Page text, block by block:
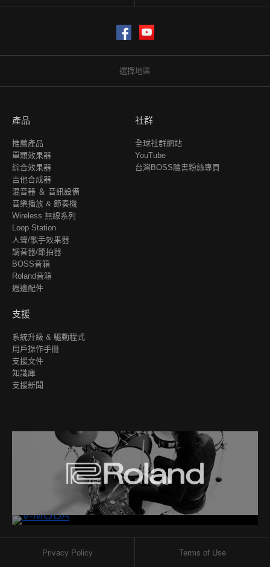
Facebook
選擇地區
產品
推薦產品
單顆效果器
綜合效果器
吉他合成器
混音器 ＆ 音訊設備
音樂播放 & 節奏機
Wireless 無線系列
Loop Station
人聲/歌手效果器
調音器/節拍器
BOSS音箱
Roland音箱
週邊配件
社群
全球社群網站
YouTube
台灣BOSS臉書粉絲專頁
支援
系統升級 & 驅動程式
用戶操作手冊
支援文件
知識庫
支援新聞
Privacy Policy Terms of Use